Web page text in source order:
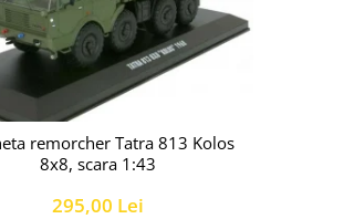
remorcher Tatra 813 Kolos
8x8, scara 1:43
295,00 Lei